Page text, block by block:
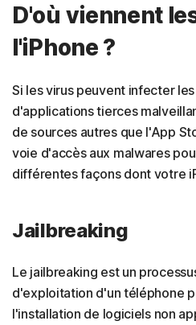
D'où viennent
l'iPhone ?
Si les virus peuvent infecter
d'applications tierces
de sources autres que l'App
voie d'accès aux malwares
différentes façons dont votre
Jailbreaking
Le jailbreaking est un
d'exploitation d'un téléphone
l'installation de logiciels non